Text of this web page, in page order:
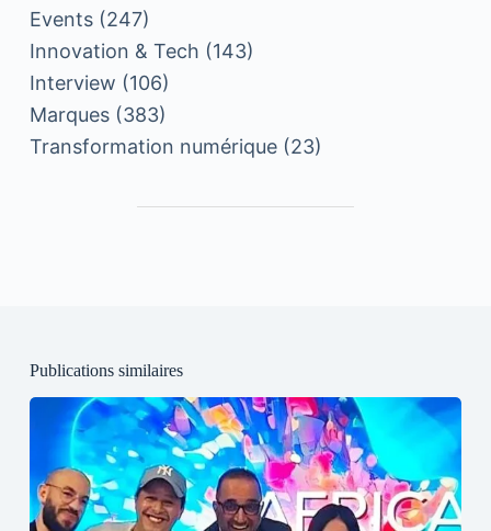
Events(247)
Innovation & Tech (143)
Interview (106)
Marques(383)
Transformation numérique(23)
Publications similaires